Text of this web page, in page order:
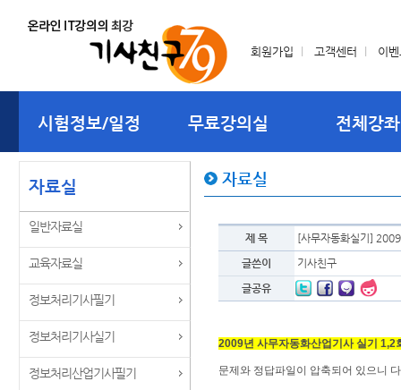
회원가입 고객센터 이
시험정보/일정 무료강의실 전체강좌
자료실
일반자료실
교육자료실
정보처리기사필기
정보처리기사실기
정보처리산업기사필기
자료실
제 목
[사무자동화실기]
글쓴이
기사친구
글공유
2009년 사무자동화산업기사 실기 1,2
문제와 정답파일이 압축되어 있으니